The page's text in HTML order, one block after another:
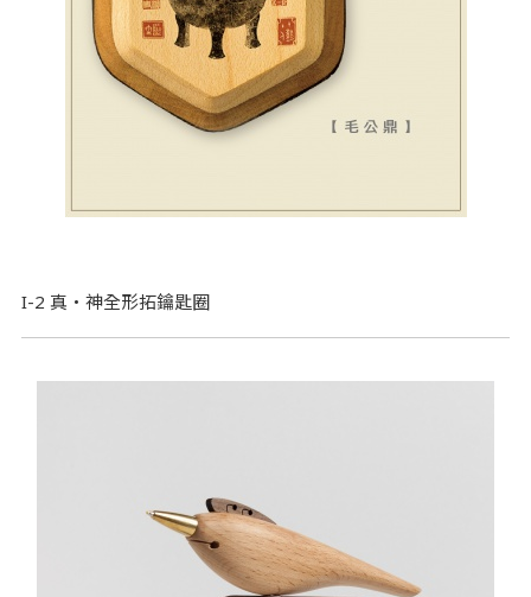
I-2 真 ． 神全形拓鑰匙圈